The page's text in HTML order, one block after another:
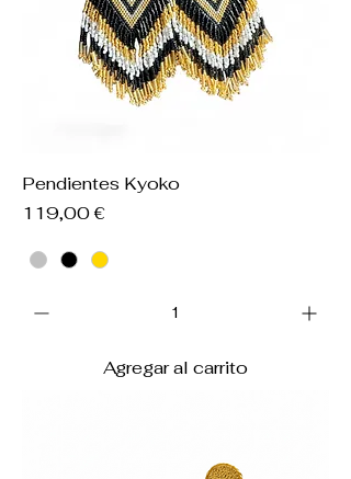
Pendientes Kyoko
Precio
119,00 €
Agregar al carrito